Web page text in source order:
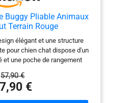
Buggy Pliable Animaux
Terrain Rouge
élégant et une structure
pour chien chat dispose d'un
et une poche de rangement
avant pivotantes et 2 grandes
de freins pour un
maniabilité, stabilité et
57,90 €
€